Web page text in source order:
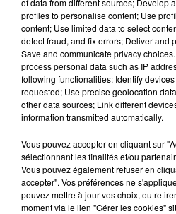
of data from different sources; Develop
profiles to personalise content; Use
content; Use limited data to select
detect fraud, and fix errors; Deliver and
Save and communicate privacy
process personal data such as IP
following functionalities: Identify
requested; Use precise geolocation
other data sources; Link different
information transmitted automatically.
Vous pouvez accepter en cliquant sur
sélectionnant les finalités et/ou
Vous pouvez également refuser en
accepter". Vos préférences ne
pouvez mettre à jour vos choix, ou
moment via le lien "Gérer les cookies"